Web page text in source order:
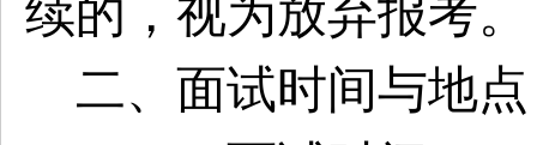
续的，视为放弃报考。
二、面试时间与地点